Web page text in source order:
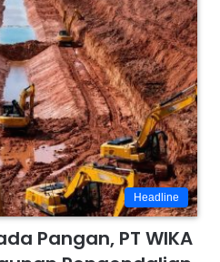
Headline
Pangan, PT WIKA